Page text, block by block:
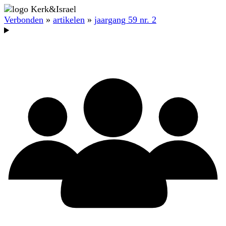
Verbonden » artikelen » jaargang 59 nr. 2